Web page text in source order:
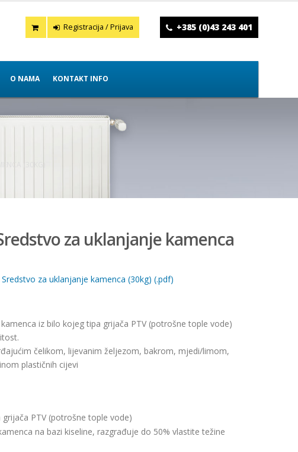
+385 (0)43 243 401
Registracija / Prijava
O NAMA KONTAKT INFO
(30KG)
za uklanjanje kamenca
za uklanjanje kamenca (30kg) (.pdf)
iz bilo kojeg tipa grijača PTV (potrošne tople vode)
čelikom, lijevanim željezom, bakrom, mjedi/limom,
plastičnih cijevi
PTV (potrošne tople vode)
na bazi kiseline, razgrađuje do 50% vlastite težine